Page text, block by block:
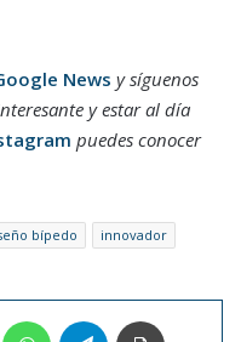
News y síguenos
y estar al día
puedes conocer
bípedo
innovador
MessengerWhatsAppTelegram